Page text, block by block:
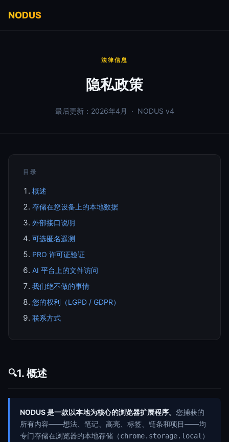
NODUS
法律信息
隐私政策
最后更新：2026年4月 · NODUS v4
目录
概述
存储在您设备上的本地数据
外部接口说明
可选匿名遥测
PRO 许可证验证
AI 平台上的文件访问
我们绝不做的事情
您的权利（LGPD / GDPR）
联系方式
🔍1. 概述
NODUS 是一款以本地为核心的浏览器扩展程序。 您捕获的
所有内容——想法、笔记、高亮、标签、链条和项目——均
专门存储在浏览器的本地存储（chrome.storage.local ）